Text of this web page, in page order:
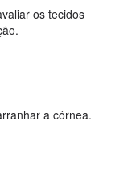
os tecidos
a córnea.